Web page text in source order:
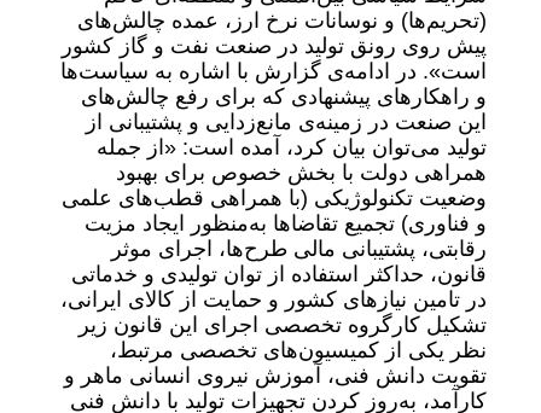
(تحریم‌ها) و نوسانات نرخ ارز، عمده چالش‌های
پیش روی رونق تولید در صنعت نفت و گاز کشور
است». در ادامه‌ی گزارش با اشاره به سیاست‌ها
و راهکارهای پیشنهادی که برای رفع چالش‌های
این صنعت در زمینه‌ی مانع‌زدایی و پشتیبانی از
تولید می‌توان بیان کرد، آمده است: «از جمله
همراهی دولت با بخش خصوص برای بهبود
وضعیت تکنولوژیکی (با همراهی قطب‌های علمی
و فناوری) تجمیع تقاضاها به‌منظور ایجاد مزیت
رقابتی، پشتیبانی مالی طرح‌ها، اجرای موثر
قانون، حداکثر استفاده از توان تولیدی و خدماتی
در تامین نیازهای کشور و حمایت از کالای ایرانی،
تشکیل کارگروه تخصصی اجرای این قانون زیر
نظر یکی از کمیسیون‌های تخصصی مرتبط،
تقویت دانش فنی، آموزش نیروی انسانی ماهر و
کارآمد، به‌روز کردن تجهیزات تولید با دانش فنی